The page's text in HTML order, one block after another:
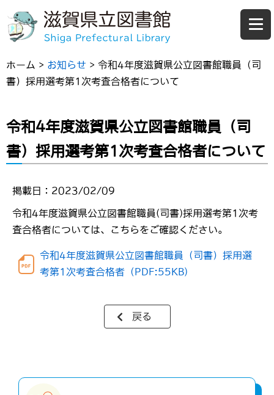
ホーム > お知らせ > 令和4年度滋賀県公立図書館職員（司
書）採用選考第1次考査合格者について
令和4年度滋賀県公立図書館職員（司
書）採用選考第1次考査合格者について
掲載日：2023/02/09
令和4年度滋賀県公立図書館職員(司書)採用選考第1次考
査合格者については、こちらをご確認ください。
令和4年度滋賀県公立図書館職員（司書）採用選
考第1次考査合格者（PDF:55KB)
戻る